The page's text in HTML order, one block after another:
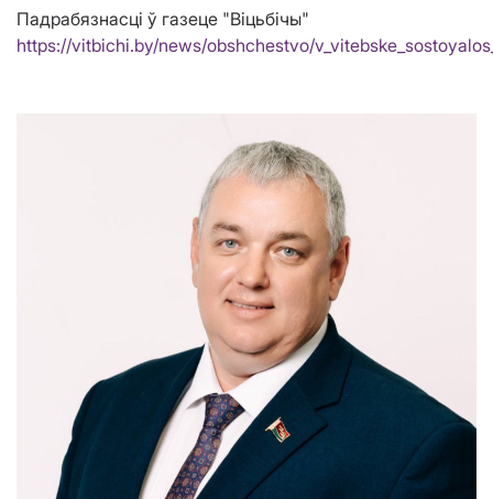
Падрабязнасці ў газеце "Віцьбічы"
https://vitbichi.by/news/obshchestvo/